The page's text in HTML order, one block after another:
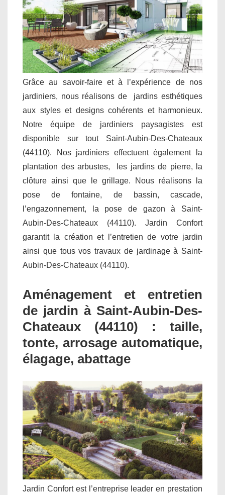
Grâce au savoir-faire et à l’expérience de nos
jardiniers, nous réalisons de jardins esthétiques
aux styles et designs cohérents et harmonieux.
Notre équipe de jardiniers paysagistes est
disponible sur tout Saint-Aubin-Des-Chateaux
(44110). Nos jardiniers effectuent également la
plantation des arbustes, les jardins de pierre, la
clôture ainsi que le grillage. Nous réalisons la
pose de fontaine, de bassin, cascade,
l’engazonnement, la pose de gazon à Saint-
Aubin-Des-Chateaux (44110). Jardin Confort
garantit la création et l’entretien de votre jardin
ainsi que tous vos travaux de jardinage à Saint-
Aubin-Des-Chateaux (44110).
Aménagement et entretien
de jardin à Saint-Aubin-Des-
Chateaux (44110) : taille,
tonte, arrosage automatique,
élagage, abattage
Jardin Confort est l’entreprise leader en prestation